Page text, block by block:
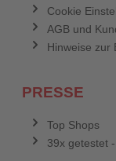
Cookie
AGB und
Hinweise zur
PRESSE
Top Shops
39x getestet